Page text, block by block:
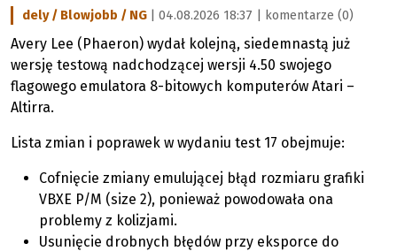
dely / Blowjobb / NG | 04.08.2026 18:37 | komentarze (0)
Avery Lee (Phaeron) wydał kolejną, siedemnastą już
wersję testową nadchodzącej wersji 4.50 swojego
flagowego emulatora 8-bitowych komputerów Atari –
Altirra.
Lista zmian i poprawek w wydaniu test 17 obejmuje:
Cofnięcie zmiany emulującej błąd rozmiaru grafiki
VBXE P/M (size 2), ponieważ powodowała ona
problemy z kolizjami.
Usunięcie drobnych błędów przy eksporce do